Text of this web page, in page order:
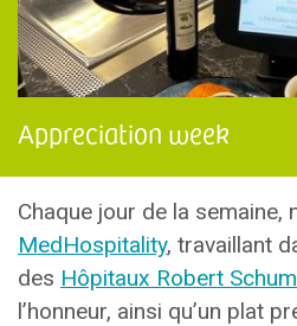
Appreciation week
Chaque jour de la semaine,
MedHospitality, travaillant
des Hôpitaux Robert
l’honneur, ainsi qu’un plat